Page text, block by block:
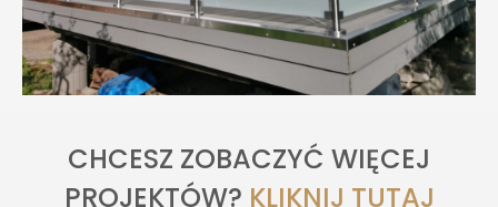
CHCESZ ZOBACZYĆ WIĘCEJ
PROJEKTÓW? KLIKNIJ TUTAJ